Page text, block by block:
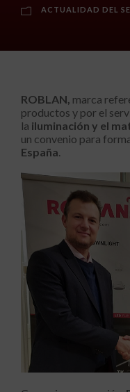
ACTUALIDAD DEL
ROBLAN, marca
productos y por el
la iluminación y el
un convenio para
España.